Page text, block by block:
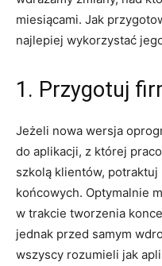
miesiącami. Jak
najlepiej wykorzystać
1. Przygotuj
Jeżeli nowa wersja
do aplikacji, z której
szkolą klientów,
końcowych. Optymalnie
w trakcie tworzenia
jednak przed samym
wszyscy rozumieli jak